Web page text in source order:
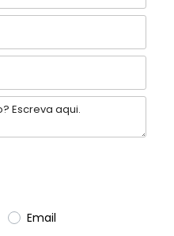
Email